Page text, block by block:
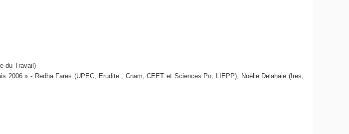
du Travail)
2006 » - Redha Fares (UPEC, Erudite ; Cnam, CEET et Sciences Po, LIEPP), Noëlie Delahaie (Ires,